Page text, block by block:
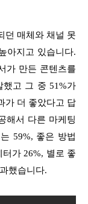
던 매체와 채널 못
아지고 있습니다.
가 만든 콘텐츠를
했고 그 중 51%가
가 더 좋았다고 답
해서 다른 마케팅
59%, 좋은 방법
가 26%, 별로 좋
했습니다.